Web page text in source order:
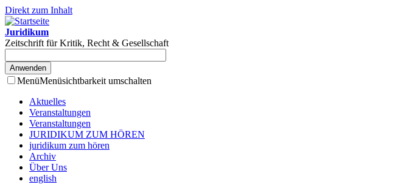
Direkt zum Inhalt
Juridikum
Zeitschrift für Kritik, Recht & Gesellschaft
MenüMenüsichtbarkeit umschalten
Aktuelles
Veranstaltungen
Veranstaltungen
JURIDIKUM ZUM HÖREN
juridikum zum hören
Archiv
Über Uns
english